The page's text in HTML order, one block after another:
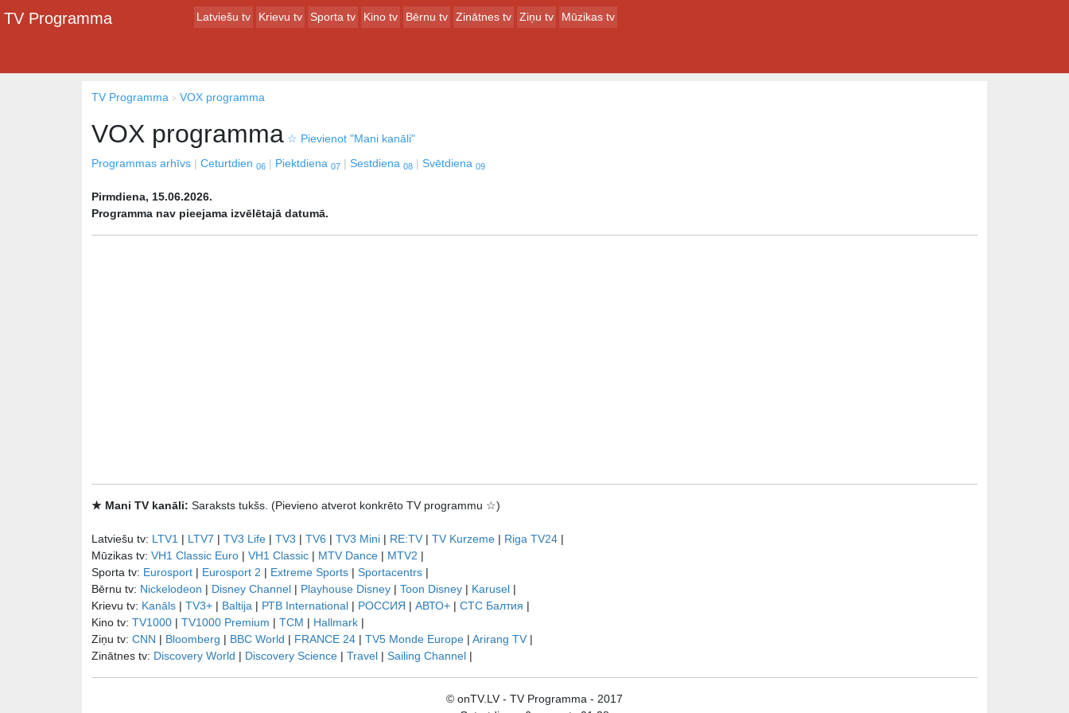
TV Programma Latviešu tv Krievu tv Sporta tv Kino tv Bērnu tv Zinātnes tv Ziņu tv Mūzikas tv
TV Programma VOX programma
VOX programma ☆ Pievienot "Mani kanāli"
Programmas arhīvs
Ceturtdien 06 Piektdiena 07 Sestdiena 08 Svētdiena 09
Pirmdiena, 15.06.2026.
Programma nav pieejama izvēlētajā datumā.
★ Mani TV kanāli: Saraksts tukšs. (Pievieno atverot konkrēto TV programmu ☆)
Latviešu tv: LTV1 | LTV7 | TV3 Life | TV3 | TV6 | TV3 Mini | RE:TV | TV Kurzeme | Riga TV24 |
Mūzikas tv: VH1 Classic Euro | VH1 Classic | MTV Dance | MTV2 |
Sporta tv: Eurosport | Eurosport 2 | Extreme Sports | Sportacentrs |
Bērnu tv: Nickelodeon | Disney Channel | Playhouse Disney | Toon Disney | Karusel |
Krievu tv: Kanāls | TV3+ | Baltija | РТB International | РОССИЯ | АВТО+ | СТС Балтия |
Kino tv: TV1000 | TV1000 Premium | TCM | Hallmark |
Ziņu tv: CNN | Bloomberg | BBC World | FRANCE 24 | TV5 Monde Europe | Arirang TV |
Zinātnes tv: Discovery World | Discovery Science | Travel | Sailing Channel |
© onTV.LV - TV Programma - 2017